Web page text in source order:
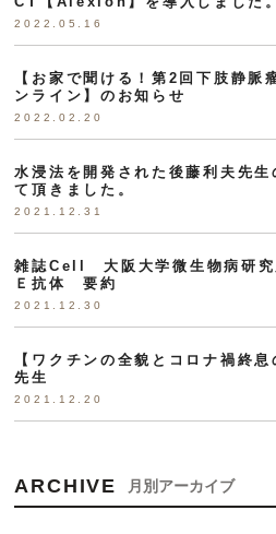
2022.05.16
【お家で聞ける！第2回下肢静脈
ンライン】のお知らせ
2022.02.20
水浸法を開発された後藤利夫先生
て頂きました。
2021.12.31
雑誌Cell 大阪大学微生物病研
Ｅ抗体 要約
2021.12.30
【ワクチンの全貌とコロナ禍終
先生
2021.12.20
ARCHIVE 月別アーカイブ